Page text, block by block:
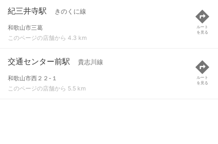
紀三井寺駅 きのくに線
和歌山市三葛
このページの店舗から 4.3 km
ルート
を見る
交通センター前駅 貴志川線
和歌山市西２２-１
このページの店舗から 5.5 km
ルート
を見る